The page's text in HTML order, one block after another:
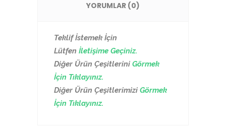
YORUMLAR (0)
Teklif İstemek İçin
Lütfen İletişime Geçiniz.
Diğer Ürün Çeşitlerini Görmek
İçin Tıklayınız.
Diğer Ürün Çeşitlerimizi Görmek
İçin Tıklayınız.